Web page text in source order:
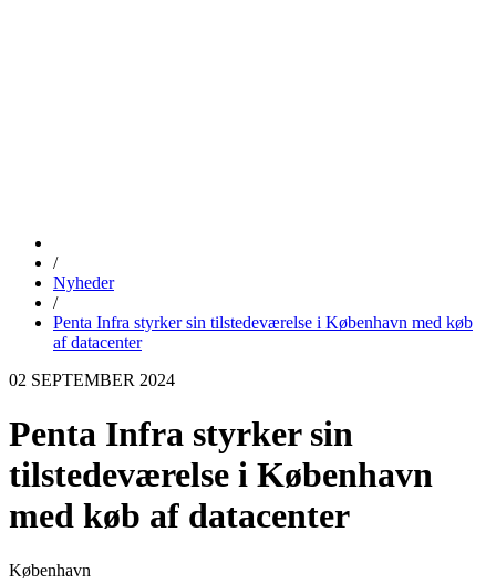
/
Nyheder
/
Penta Infra styrker sin tilstedeværelse i København med køb
af datacenter
02 SEPTEMBER 2024
Penta Infra styrker sin
tilstedeværelse i København
med køb af datacenter
København